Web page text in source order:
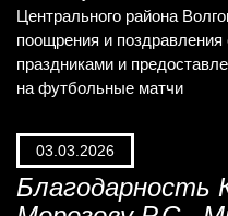
Центрального района
поощрения и поздравления
праздниками и
на футбольные матчи
03.03.2026
Благодарность